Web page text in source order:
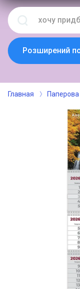
Розширений
Главная Паперова